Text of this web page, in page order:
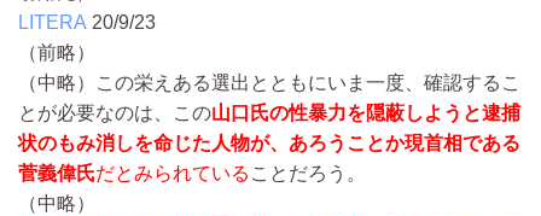
LITERA 20/9/23
（前略）
（中略）
この栄えある選出とともにいま一度、確認するこ
とが必要なのは、この山口氏の性暴力を隠蔽しようと逮捕
状のもみ消しを命じた人物が、あろうことか現首相である
菅義偉氏だとみられている ことだろう。
（中略）